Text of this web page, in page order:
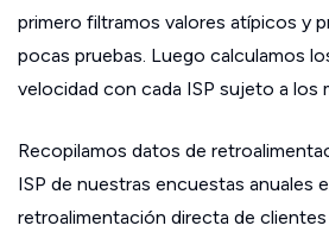
primero filtramos valores atípicos y
pocas pruebas. Luego calculamos
velocidad con cada ISP sujeto a los
Recopilamos datos de
ISP de nuestras encuestas anuales
retroalimentación directa de clientes